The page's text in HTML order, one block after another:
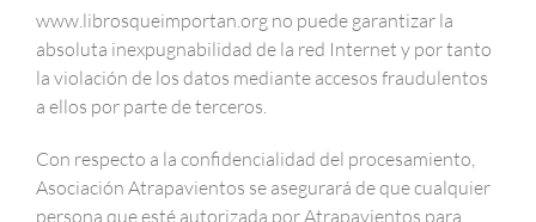
www.librosqueimportan.org no puede garantizar la
absoluta inexpugnabilidad de la red Internet y por tanto
la violación de los datos mediante accesos fraudulentos
a ellos por parte de terceros.
Con respecto a la confidencialidad del procesamiento,
Asociación Atrapavientos se asegurará de que cualquier
persona que esté autorizada por Atrapavientos para